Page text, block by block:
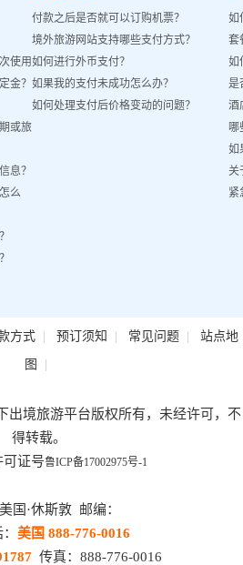
使用
金？
或旅
息？
么
付款之后是否就可以订购机票？
境外旅游网站支持哪些支付方式？
如何进行外币支付？
如果我的支付未成功怎么办？
如何处理支付后价格变动的问题？
如
套
如
是
酒
哪
如
关
紧
方式| 预订须知 | 常见问题| 站点地
图 |
出境旅游平台版权所有，未经许可，不
得转载。
可证号鲁ICP备17002975号-1
国·休斯敦 邮编：
美国 888-776-0016
传真：888-776-0016